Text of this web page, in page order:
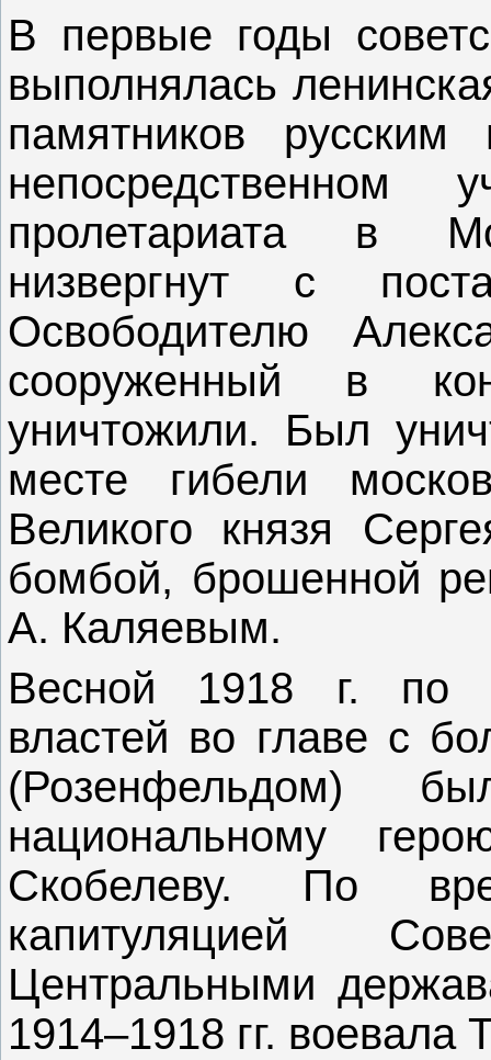
В первые годы
выполнялась
памятников
непосредственном
пролетариата в
низвергнут с
Освободителю
сооруженный в
уничтожили. Был
месте гибели
Великого князя
бомбой, брошенной
А. Каляевым.
Весной 1918 г. по
властей во главе с
(Розенфельдом)
национальному
Скобелеву. По
капитуляцией
Центральными
1914–1918 гг. воевала